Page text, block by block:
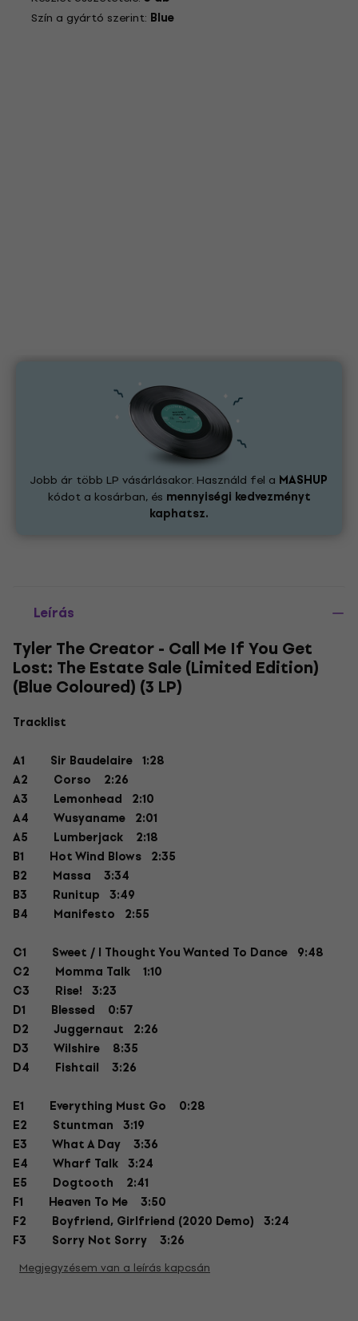
Szín a gyártó szerint: Blue
Jobb ár több LP vásárlásakor. Használd fel a MASHUP
kódot a kosárban, és mennyiségi kedvezményt
kaphatsz.
Leírás
Tyler The Creator - Call Me If You Get
Lost: The Estate Sale (Limited Edition)
(Blue Coloured) (3 LP)
Tracklist
A1
Sir Baudelaire 1:28
A2
Corso
2:26
A3
Lemonhead 2:10
A4
Wusyaname 2:01
A5
Lumberjack
2:18
B1
Hot Wind Blows 2:35
B2
Massa
3:34
B3
Runitup 3:49
B4
Manifesto 2:55
C1
Sweet / I Thought You Wanted To Dance 9:48
C2
Momma Talk
1:10
C3
Rise! 3:23
D1
Blessed
0:57
D2
Juggernaut 2:26
D3
Wilshire
8:35
D4
Fishtail 3:26
E1 Everything Must Go
0:28
E2
Stuntman 3:19
E3
What A Day
3:36
E4
Wharf Talk 3:24
E5
Dogtooth
2:41
F1
Heaven To Me
3:50
F2
Boyfriend, Girlfriend (2020 Demo) 3:24
F3
Sorry Not Sorry 3:26
Megjegyzésem van a leírás kapcsán